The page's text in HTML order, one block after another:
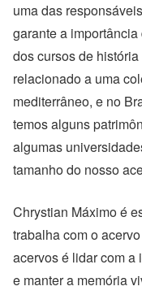
uma das
garante a
dos cursos de
relacionado a uma
mediterrâneo, e no
temos alguns
algumas
tamanho do nosso
Chrystian Máximo é
trabalha com o
acervos é lidar com a
e manter a memória